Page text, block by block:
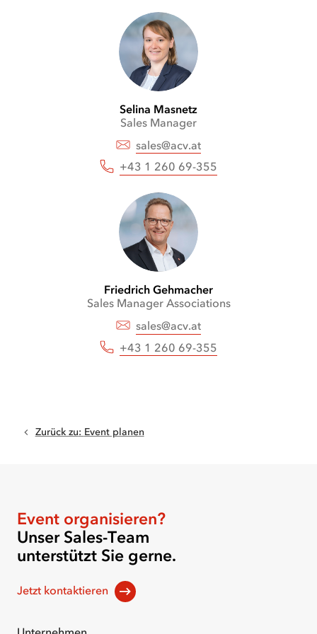
an
der
Decke
Selina Masnetz
Sales Manager
sales@acv.at
+43 1 260 69-355
Friedrich Gehmacher
Sales Manager Associations
sales@acv.at
+43 1 260 69-355
Zurück zu: Event planen
Event organisieren?
Unser Sales-Team
unterstützt Sie gerne.
Jetzt kontaktieren